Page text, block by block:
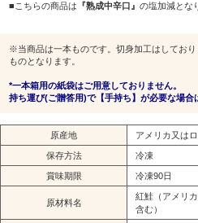
■こちらの商品は 『熟成中辛口』の塩加減とな
※当商品は一本ものです。切身加工はしてお
ものとなります。
*一本箱用の紙袋はご用意しておりません。
持ち運び(ご贈答用)で【手持ち】が必要な場合
原産地 アメリカ又は
保存方法 冷凍
賞味期限 冷凍90日
原材料名
紅鮭（アメリ
含む）